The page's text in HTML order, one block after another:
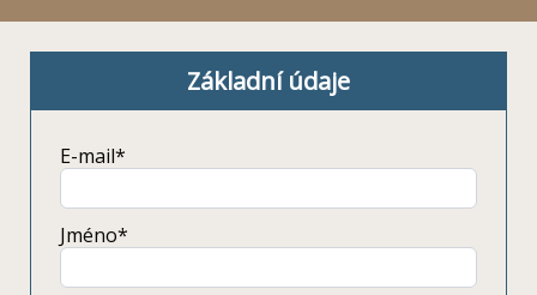
Základní údaje
E-mail*
Jméno*